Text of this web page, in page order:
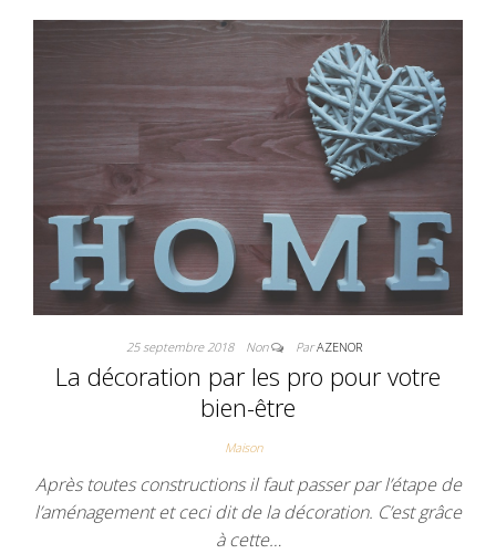
25 septembre 2018 Non ParAZENOR
La décoration par les pro pour votre
bien-être
Maison
Après toutes constructions il faut passer par l’étape de
l’aménagement et ceci dit de la décoration. C’est grâce
à cette…